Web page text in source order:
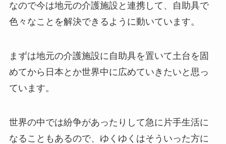
なので今は地元の介護施設と連携して、自助具で
色々なことを解決できるように動いています。
まずは地元の介護施設に自助具を置いて土台を固
めてから日本とか世界中に広めていきたいと思っ
ています。
世界の中では紛争があったりして急に片手生活に
なることもあるので、ゆくゆくはそういった方に